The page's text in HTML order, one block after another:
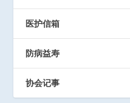
医护信箱
防病益寿
协会记事